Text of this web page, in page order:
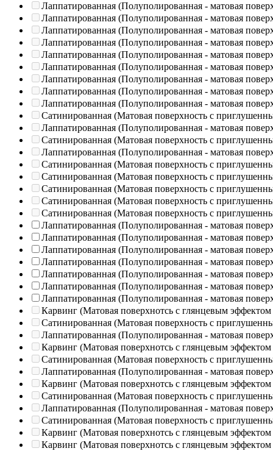
Лаппатированная (Полуполированная - матовая
Лаппатированная (Полуполированная - матовая
Лаппатированная (Полуполированная - матовая
Лаппатированная (Полуполированная - матовая
Лаппатированная (Полуполированная - матовая
Лаппатированная (Полуполированная - матовая
Лаппатированная (Полуполированная - матовая
Лаппатированная (Полуполированная - матовая
Лаппатированная (Полуполированная - матовая
Сатинированная (Матовая поверхность с
Лаппатированная (Полуполированная - матовая
Сатинированная (Матовая поверхность с
Лаппатированная (Полуполированная - матовая
Сатинированная (Матовая поверхность с
Сатинированная (Матовая поверхность с
Сатинированная (Матовая поверхность с
Сатинированная (Матовая поверхность с
Сатинированная (Матовая поверхность с
Лаппатированная (Полуполированная - матовая
Лаппатированная (Полуполированная - матовая
Лаппатированная (Полуполированная - матовая
Лаппатированная (Полуполированная - матовая
Лаппатированная (Полуполированная - матовая
Лаппатированная (Полуполированная - матовая
Лаппатированная (Полуполированная - матовая
Карвинг (Матовая поверхнотсь с глянцевым эффектом
Сатинированная (Матовая поверхность с
Лаппатированная (Полуполированная - матовая
Карвинг (Матовая поверхнотсь с глянцевым эффектом
Сатинированная (Матовая поверхность с
Лаппатированная (Полуполированная - матовая
Карвинг (Матовая поверхнотсь с глянцевым эффектом
Сатинированная (Матовая поверхность с
Лаппатированная (Полуполированная - матовая
Сатинированная (Матовая поверхность с
Карвинг (Матовая поверхнотсь с глянцевым эффектом
Карвинг (Матовая поверхнотсь с глянцевым эффектом